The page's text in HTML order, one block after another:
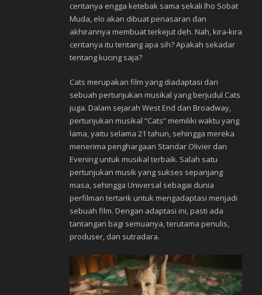
ceritanya engga ketebak sama sekali lho Sobat
Muda, elo akan dibuat penasaran dan
akhirannya membuat terkejut deh. Nah, kira-kira
ceritanya itu tentang apa sih? Apakah sekadar
tentang kucing saja?
Cats merupakan film yang diadaptasi dari
sebuah pertunjukan musikal yang berjudul Cats
juga. Dalam sejarah West End dan Broadway,
pertunjukan musikal “Cats” memiliki waktu yang
lama, yaitu selama 21 tahun, sehingga mereka
menerima penghargaan Standar Olivier dan
Evening untuk musikal terbaik. Salah satu
pertunjukan musik yang sukses sepanjang
masa, sehingga Universal sebagai dunia
perfilman tertarik untuk mengadaptasi menjadi
sebuah film. Dengan adaptasi ini, pasti ada
tantangan bagi semuanya, terutama penulis,
produser, dan sutradara.